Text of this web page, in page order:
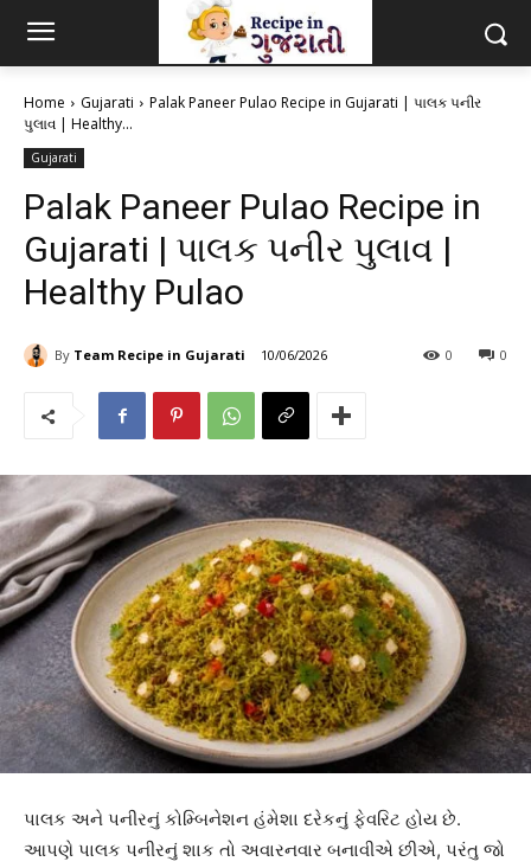
Home Gujarati
Palak Paneer Pulao Recipe in Gujarati | પાલક પનીર
પુલાવ | Healthy...
Gujarati
Palak Paneer Pulao Recipe in
Gujarati | પાલક પનીર પુલાવ |
Healthy Pulao
By Team Recipe in Gujarati 10/06/2026 0
0
પાલક અને પનીરનું કોમ્બિનેશન હંમેશા દરેકનું ફેવરિટ હોય છે.
આપણે પાલક પનીરનું શાક તો અવારનવાર બનાવીએ છીએ, પરંતુ જો